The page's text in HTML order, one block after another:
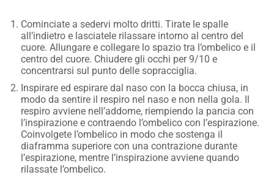
Cominciate a sedervi molto dritti. Tirate le spalle
all’indietro e lasciatele rilassare intorno al centro del
cuore. Allungare e collegare lo spazio tra l’ombelico e il
centro del cuore. Chiudere gli occhi per 9/10 e
concentrarsi sul punto delle sopracciglia.
Inspirare ed espirare dal naso con la bocca chiusa, in
modo da sentire il respiro nel naso e non nella gola. Il
respiro avviene nell’addome, riempiendo la pancia con
l’inspirazione e contraendo l’ombelico con l’espirazione.
Coinvolgete l’ombelico in modo che sostenga il
diaframma superiore con una contrazione durante
l’espirazione, mentre l’inspirazione avviene quando
rilassate l’ombelico.